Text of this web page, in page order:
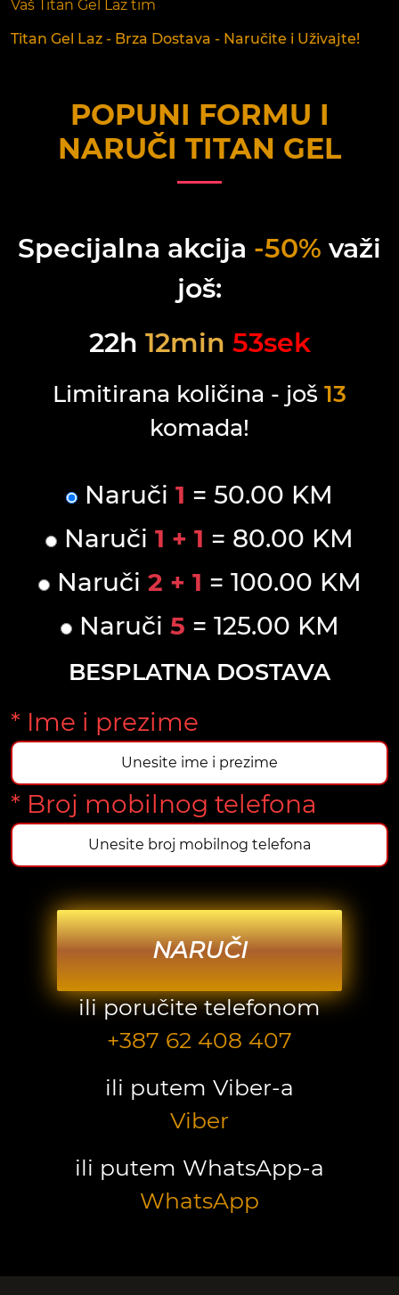
Vaš Titan Gel Laz tim
Titan Gel Laz - Brza Dostava - Naručite i Uživajte!
POPUNI FORMU I
NARUČI TITAN GEL
Specijalna akcija -50% važi
još:
22h 12min 53sek
Limitirana količina - još 13
komada!
Naruči 1 = 50.00 KM
Naruči 1 + 1 = 80.00 KM
Naruči 2 + 1 = 100.00 KM
Naruči 5 = 125.00 KM
BESPLATNA DOSTAVA
* Ime i prezime
* Broj mobilnog telefona
NARUČI
ili poručite telefonom
+387 62 408 407
ili putem Viber-a
Viber
ili putem WhatsApp-a
WhatsApp